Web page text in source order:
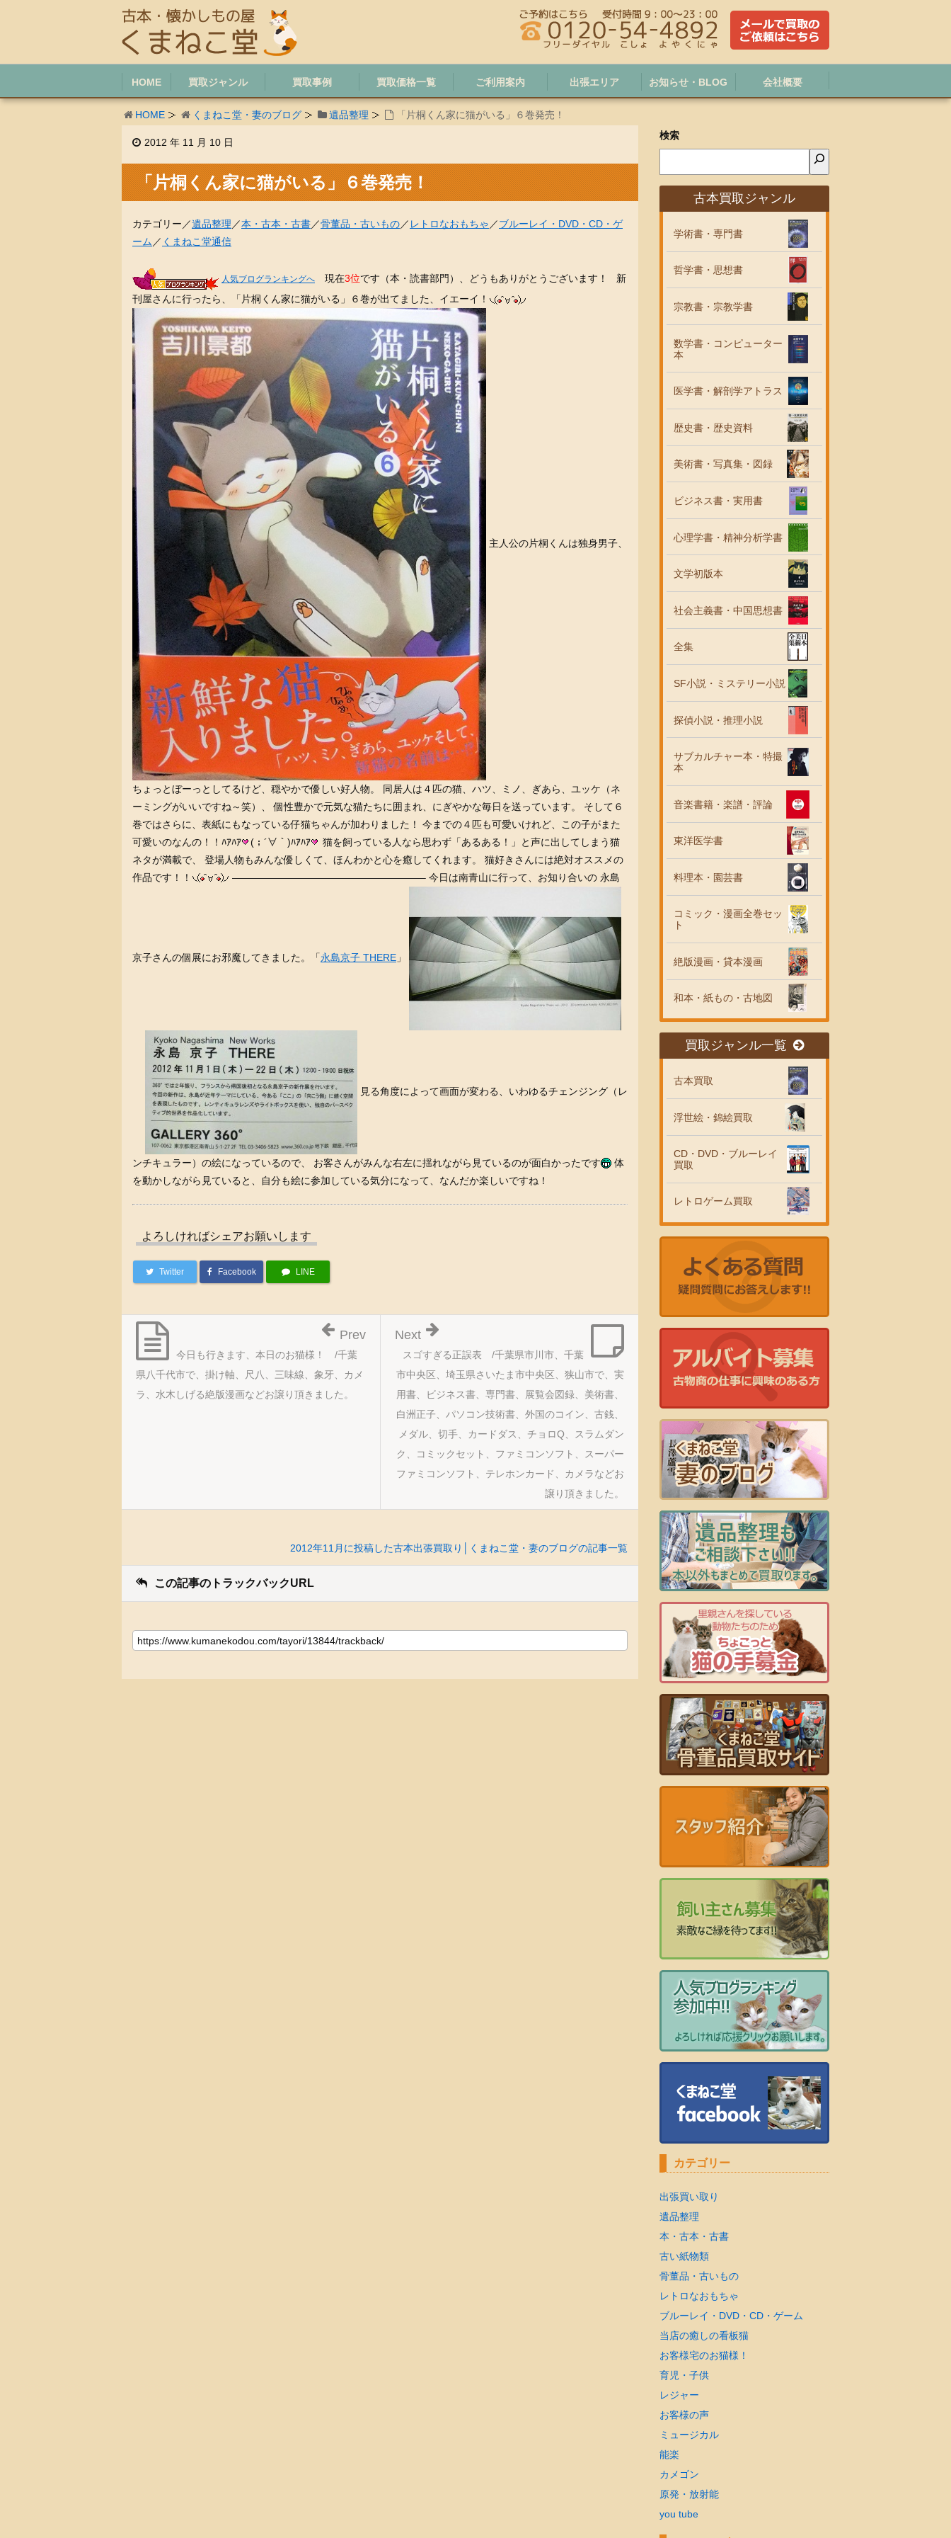
HOME 買取ジャンル 買取事例 買取価格一覧 ご利用案内 出張エリア お知らせ・BLOG 会社概要
HOME くまねこ堂・妻のブログ 遺品整理 「片桐くん家に猫がいる」６巻発売！
2012 年 11 月 10 日
「片桐くん家に猫がいる」６巻発売！
カテゴリー／遺品整理 ／本・古本・古書／骨董品・古いもの／ レトロなおもちゃ ／ブルーレイ・DVD・CD・ゲ
ーム ／ くまねこ堂通信
人気ブログランキングへ 現在3位です（本・読書部門）、どうもありがとうございます！ 新
刊屋さんに行ったら、「片桐くん家に猫がいる」６巻が出てました、イエーイ！
主人公の片桐くんは独身男子、
ちょっとぼーっとしてるけど、穏やかで優しい好人物。 同居人は４匹の猫、ハツ、ミノ、ぎあら、ユッケ（ネ
ーミングがいいですね～笑）、 個性豊かで元気な猫たちに囲まれ、にぎやかな毎日を送っています。 そして６
巻ではさらに、表紙にもなっている仔猫ちゃんが加わりました！ 今までの４匹も可愛いけれど、この子がまた
可愛いのなんの！！ﾊｱﾊｱ
(；´∀｀)ﾊｱﾊｱ
猫を飼っている人なら思わず「あるある！」と声に出してしまう猫
ネタが満載で、 登場人物もみんな優しくて、ほんわかと心を癒してくれます。 猫好きさんには絶対オススメの
作品です！！
———————————————————– 今日は南青山に行って、お知り合いの 永島
京子さんの個展にお邪魔してきました。「永島京子 THERE 」
見る角度によって画面が変わる、いわゆるチェンジング（レ
ンチキュラー）の絵になっているので、 お客さんがみんな右左に揺れながら見ているのが面白かったです
体
を動かしながら見ていると、自分も絵に参加している気分になって、なんだか楽しいですね！
よろしければシェアお願いします
Twitter Facebook LINE
スゴすぎる正誤表 /千葉県市川市、千葉
市中央区、埼玉県さいたま市中央区、狭山市で、実
用書、ビジネス書、専門書、展覧会図録、美術書、
白洲正子、パソコン技術書、外国のコイン、古銭、
メダル、切手、カードダス、チョロQ、スラムダン
ク、コミックセット、ファミコンソフト、スーパー
ファミコンソフト、テレホンカード、カメラなどお
譲り頂きました。
Next
今日も行きます、本日のお猫様！ /千葉
県八千代市で、掛け軸、尺八、三味線、象牙、カメ
ラ、水木しげる絶版漫画などお譲り頂きました。
Prev
2012年11月に投稿した古本出張買取り│くまねこ堂・妻のブログの記事一覧
この記事のトラックバックURL
検索
古本買取ジャンル
学術書・専門書
哲学書・思想書
宗教書・宗教学書
数学書・コンピューター
本
医学書・解剖学アトラス
歴史書・歴史資料
美術書・写真集・図録
ビジネス書・実用書
心理学書・精神分析学書
文学初版本
社会主義書・中国思想書
全集
SF小説・ミステリー小説
探偵小説・推理小説
サブカルチャー本・特撮
本
音楽書籍・楽譜・評論
東洋医学書
料理本・園芸書
コミック・漫画全巻セッ
ト
絶版漫画・貸本漫画
和本・紙もの・古地図
買取ジャンル一覧
古本買取
浮世絵・錦絵買取
CD・DVD・ブルーレイ
買取
レトロゲーム買取
カテゴリー
出張買い取り
遺品整理
本・古本・古書
古い紙物類
骨董品・古いもの
レトロなおもちゃ
ブルーレイ・DVD・CD・ゲーム
当店の癒しの看板猫
お客様宅のお猫様！
育児・子供
レジャー
お客様の声
ミュージカル
能楽
カメゴン
原発・放射能
you tube